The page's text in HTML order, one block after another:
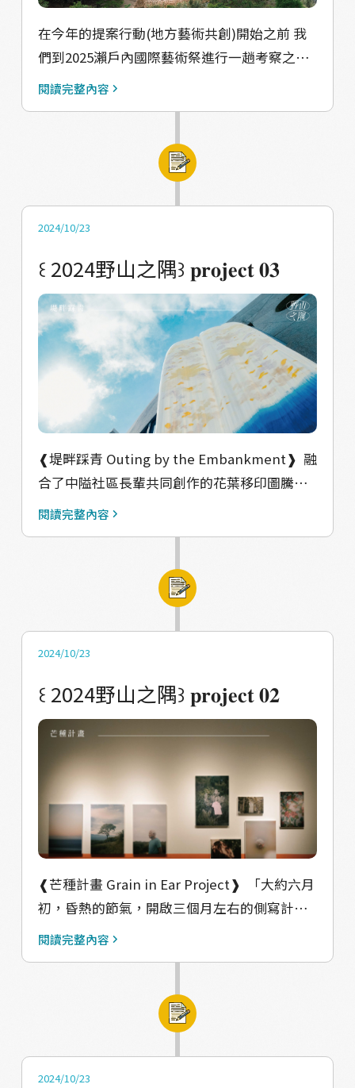
區、海山社區一同共創，加入竹魚水產、明發
定置漁場，把地方經驗轉化成精彩策展內容！ 󠀠
❏ 野山之隅前導海的小旅行／／／#七月推出報
名資訊 ░香山海線玩什麼？好吃好玩、好有愛
的一日遊即將登場！ ❏ 野山之隅貴賓導覽遊
品，想不到新竹沿海這麼豐富好玩！ －－－－
夕陽 ¶ 海鳥飛來的時候我們築起名為家的巢 ¶
用一波波的浪造起愛之船與你共享 󠀠 ¶ 他們說我
邦 〚屬於香山的農村藝術創作季〛
———「野山之隅」🅒🅞🅜🅘🅝🅖 🅢🅞🅞🅝 #
更多好康資訊請密切關注孢子蒝社群 #即將推
出超酷超炫可愛小周邊買一個地方情緒價值 ｜
指導單位：教育部青年發展署、文化部戀戀山
海廊帶文化特色計畫 ｜執行單位：孢子蒝工作
室 ｜協力單位：海濱社區發展協會、香山社區
發定置漁場
在今年的提案行動(地方藝術共創)開始之前 我
們到2025瀨戶內國際藝術祭進行一趟考察之旅
瀨戶內海域中面積最的島就是小豆島 島上有多
圍有土庄港區、三都半島、田浦區、坂手港區
不同的調性 唯一不變的是天海湛藍～ 󠀠 SD-58｜
藝術家豊褔亮在瀨戶內新登場的作品 金碧輝煌
的房間搭配猶如戰國武是海盜氣氛的水體、裝
置 金龍盤據將古老倉庫化身以炫麗的龍宮城 這
是我們在小島上看的第一件室內作品 直接被這
個金碧輝煌一個大重擊～！ 󠀠 SD-60｜王文志｜
擁抱‧小豆島 如果時間的流逝不存在 我們希望
可以在這座作品中體驗白天黑夜、體驗四季、
體驗小豆島的全部 由台灣藝術家王文志製作的
地景創作 運用竹構建孵化成一座谷底的巢 把
風、陽光、聲音都聚合於此 是非常引人入勝而
且絕對不容錯過的作品 󠀠 SD-63｜矢延憲司｜
SHIP’S CAT 超可愛貓貓位在坂手港區 必須從
甲板上才會看到(我們下榻的旅館WeBASE屋頂
上也有一隻!~) 造型很吸睛 搭配湛藍的大海會讓
相機記憶體直接吃光 更推薦在這邊購買
SHIP’S CAT透明資料夾(賣個關子，我們會在
Rousse｜GEORGES gallery 這是一件由攝影家
製作的錯視藝術作品 在古老的日房舍中描繪出
「空間裡的幾何」 身處場景之中會不自覺使用
各種攝影素材「找角度」 互動性很高~整個體
驗過程會一直忍不住驚呼~~~~~ ✐☡
┈┈┈┈┈┈┈┈┈┈ 󠀠 小豆島幅員廣闊 真的不
要像我們一樣野心勃勃想要體驗這麼多事情 不
心最為推薦~千萬不要錯過的作品 同時,島上有
許多特產 例如：橄欖、檸檬、醬油等，也很推
薦安排用餐時段去品嚐 土庄港的伴手禮商店也
有很多特產可以買回家 這邊要小心的應該只有
推薦這座可以花一輩子體驗的島嶼。 點擊臉書
https://www.facebook.com/livelyland.desig
n
閱讀完整內容
2024/10/23
꒰ 2024野山之隅꒱󠀠 𝐩𝐫𝐨𝐣𝐞𝐜𝐭 𝟎𝟑
❰堤畔踩青 Outing by the Embankment❱ 󠀠󠀠 融
合了中隘社區長輩共同創作的花葉移印圖騰，
植物取材自鹽港溪周圍，呈現出自然與社區的
只是開始我們的初出作品，期待未來持續驚豔
現。 隘工坊，中隘社區的居民組成，以環境中
說土地的事。 以 @dye業 與 @隘工坊 的共
創，一個讓中隘圓夢的創作隨之誕生。 󠀠󠀠󠀠 #策展
人共創後記 中隘社區在香山的許多農村社區來
說，相對小且封閉（主因是地方長輩沒有交通
方法去參與大型活動，或是對於社區行動較沒
有想法），談及共創的時候多數居民甚至會表
示「藝術我不能、我沒辦法」，為了要證明小
小農村居民也能輕鬆參與共創，我們花了一些
時間認識大家的生活，並從日常生活中找出了
「每個人對於路邊的野花野草可以怎麼運用都
如數家珍」的結論，最終以此為題，製作了大
型植物移染的作品，才讓社區居民驚覺原來我
長的掛布在空中擺盪的神情，指手畫腳的說著
上面的圖樣好像龍或是好像鳥，我想，應該沒
有人會反對這樣的共創吧。 󠀠 #野山之隅 #香山
農村藝術創作季 󠀠 ｜指導單位：教育部青年發展
閱讀完整內容
2024/10/23
꒰ 2024野山之隅꒱󠀠 𝐩𝐫𝐨𝐣𝐞𝐜𝐭 𝟎𝟐
❰芒種計畫 Grain in Ear Project❱ 󠀠 「大約六月
初，昏熱的節氣，開啟三個月左右的側寫計
畫。日常中，見到數十年如一日的平凡美好，
生帶進來，一種是在這裡長出一生。因此照片
呈現的序列像是在一天內發生，就這樣把這輩
師，新竹、台灣，人文、社會議題、歷史風
閱讀完整內容
2024/10/23